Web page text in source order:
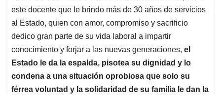
este docente que le brindo más de 30 años de servicios
al Estado, quien con amor, compromiso y sacrificio
dedico gran parte de su vida laboral a impartir
conocimiento y forjar a las nuevas generaciones, el
Estado le da la espalda, pisotea su dignidad y lo
condena a una situación oprobiosa que solo su
férrea voluntad y la solidaridad de su familia le dan la